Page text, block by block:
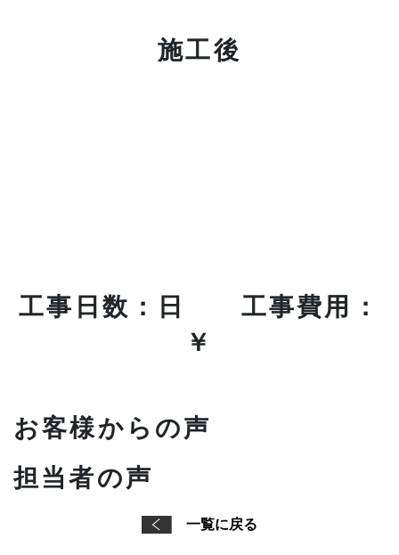
施工後
工事日数：日 工事費用：
￥
お客様からの声
担当者の声
一覧に戻る